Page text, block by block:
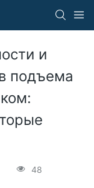
и
подъема
48